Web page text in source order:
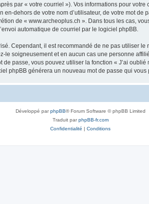
par « votre courriel »). Vos informations pour
dehors de votre nom d’utilisateur, de votre mot
de « www.archeoplus.ch ». Dans tous les cas,
automatique de courriel par le logiciel phpBB.
Cependant, il est recommandé de ne pas utiliser
le soigneusement et en aucun cas une personne
passe, vous pouvez utiliser la fonction « J’ai
phpBB générera un nouveau mot de passe qui vous
Développé parphpBB® Forum Software © phpBB Limited
Traduit parphpBB-fr.com
Confidentialité | Conditions